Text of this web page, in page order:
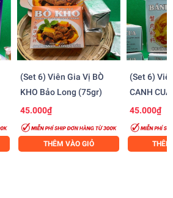
(Set 6) Viên Gia Vị BÒ
KHO Bảo Long (75gr)
45.000₫
THÊM VÀO GIỎ
(Set 6)
CANH
(75gr)
45.000₫